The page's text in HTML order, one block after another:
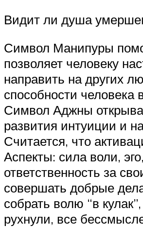
Видит ли душа
Символ Манипуры
позволяет человеку
направить на других
способности
Символ Аджны
развития интуиции и
Считается, что
Аспекты: сила воли,
ответственность за
совершать добрые
собрать волю “в
рухнули, все